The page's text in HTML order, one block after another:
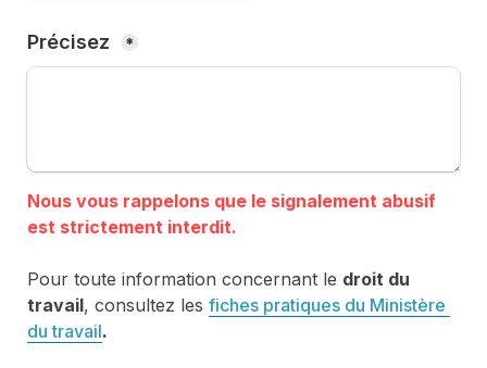
Précisez *
Nous vous rappelons que le signalement abusif
Pour toute information concernant le droit du
travail, consultez les fiches pratiques du Ministère
du travail